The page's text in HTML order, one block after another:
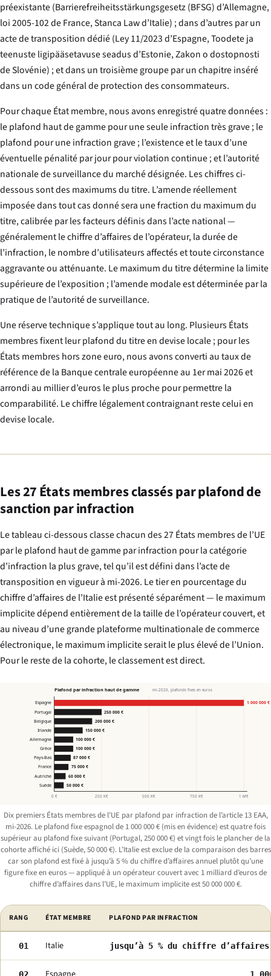
préexistante (Barrierefreiheitsstärkungsgesetz(BFSG) d’Allemagne,
loi 2005-102 de France,Stanca Lawd’Italie) ; dans d’autres par un
acte de transposition dédié (Ley 11/2023 d’Espagne,Toodete ja
teenuste ligipääsetavuse seadusd’Estonie,Zakon o dostopnosti
de Slovénie) ; et dans un troisième groupe par un chapitre inséré
dans un code général de protection des consommateurs.
Pour chaque État membre, nous avons enregistré quatre données :
le plafond haut de gamme pour une seule infraction très grave ; le
plafond pour une infraction grave ; l’existence et le taux d’une
éventuelle pénalité par jour pour violation continue ; et l’autorité
nationale de surveillance du marché désignée. Les chiffres ci-
dessous sont des maximums du titre. L’amende réellement
imposée dans tout cas donné sera une fraction du maximum du
titre, calibrée par les facteurs définis dans l’acte national —
généralement le chiffre d’affaires de l’opérateur, la durée de
l’infraction, le nombre d’utilisateurs affectés et toute circonstance
aggravante ou atténuante. Le maximum du titre détermine la limite
supérieure de l’exposition ; l’amende modale est déterminée par la
pratique de l’autorité de surveillance.
Une réserve technique s’applique tout au long. Plusieurs États
membres fixent leur plafond du titre en devise locale ; pour les
États membres hors zone euro, nous avons converti au taux de
référence de la Banque centrale européenne au 1er mai 2026 et
arrondi au millier d’euros le plus proche pour permettre la
comparabilité. Le chiffre légalement contraignant reste celui en
devise locale.
Les 27 États membres classés par plafond de
sanction par infraction
Le tableau ci-dessous classe chacun des 27 États membres de l’UE
par le plafond haut de gamme par infraction pour la catégorie
d’infraction la plus grave, tel qu’il est défini dans l’acte de
transposition en vigueur à mi-2026. Le tier en pourcentage du
chiffre d’affaires de l’Italie est présenté séparément — le maximum
implicite dépend entièrement de la taille de l’opérateur couvert, et
au niveau d’une grande plateforme multinationale de commerce
électronique, le maximum implicite serait le plus élevé de l’Union.
Pour le reste de la cohorte, le classement est direct.
0 € 250 K€ 500 K€ 750 K€ 1 M€
Espagne
Portugal
Belgique
Irlande
Allemagne
Grèce
Pays-Bas
France
Autriche
Suède
1 000 000 €
250 000 €
200 000 €
150 000 €
100 000 €
100 000 €
87 000 €
75 000 €
60 000 €
50 000 €
Plafond par infraction haut de gamme mi-2026, plafonds fixes en euros
Dix premiers États membres de l’UE par plafond par infraction de l’article 13 EAA,
mi-2026. Le plafond fixe espagnol de 1 000 000 € (mis en évidence) est quatre fois
supérieur au plafond fixe suivant (Portugal, 250 000 €) et vingt fois le plancher de la
cohorte affiché ici (Suède, 50 000 €). L’Italie est exclue de la comparaison des barres
car son plafond est fixé à jusqu’à 5 % du chiffre d’affaires annuel plutôt qu’une
figure fixe en euros — appliqué à un opérateur couvert avec 1 milliard d’euros de
chiffre d’affaires dans l’UE, le maximum implicite est 50 000 000 €.
États membres de l’UE classés par plafond de sanction par infraction
RANG ÉTAT MEMBRE PLAFOND PAR INFRACTION
01 Italie jusqu’à 5 % du chiffre d’affaires